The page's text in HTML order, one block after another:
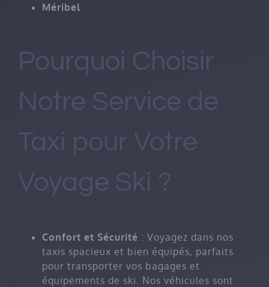
Méribel
Pourquoi Choisir
Notre Service de
Taxi pour Votre
Voyage Ski ?
Confort et Sécurité : Voyagez dans nos
taxis spacieux et bien équipés, parfaits
pour transporter vos bagages et
équipements de ski. Nos véhicules sont